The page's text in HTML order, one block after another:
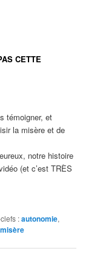
CETTE
témoigner, et
la misère et de
notre histoire
(et c’est TRÈS
:autonomie,
misère